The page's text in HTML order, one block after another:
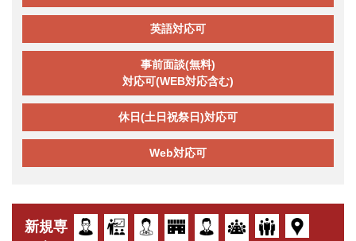
英語対応可
事前面談(無料)
対応可(WEB対応含む)
休日(土日祝祭日)対応可
Web対応可
新規専